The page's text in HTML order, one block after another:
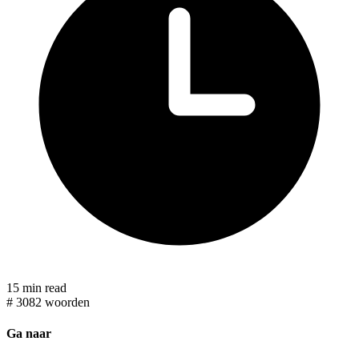
15 min read
# 3082 woorden
Ga naar